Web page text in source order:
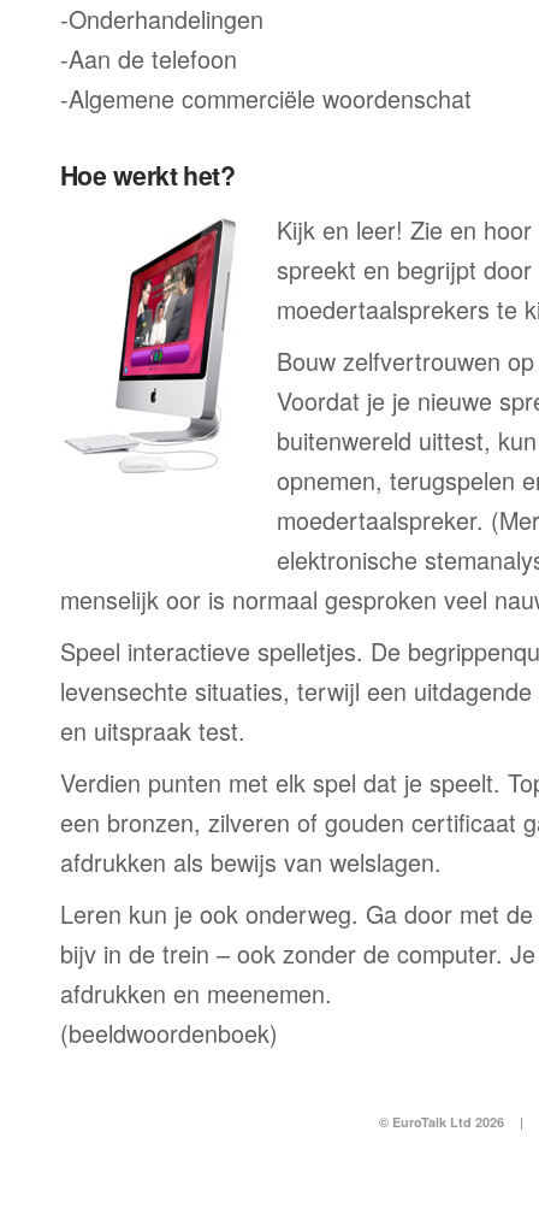
-Onderhandelingen
-Aan de telefoon
-Algemene commerciële woordenschat
Hoe werkt het?
Kijk en leer! Zie en
spreekt en begrijpt
moedertaalsprekers te
Bouw zelfvertrouwen
Voordat je je nieuwe
buitenwereld uittest,
opnemen, terugspelen
moedertaalspreker.
elektronische
menselijk oor is normaal gesproken veel
Speel interactieve spelletjes. De
levensechte situaties, terwijl een
en uitspraak test.
Verdien punten met elk spel dat je speelt.
een bronzen, zilveren of gouden certificaat
afdrukken als bewijs van welslagen.
Leren kun je ook onderweg. Ga door met
bijv in de trein – ook zonder de computer.
afdrukken en meenemen.
(beeldwoordenboek)
© EuroTalk Ltd 2026 |